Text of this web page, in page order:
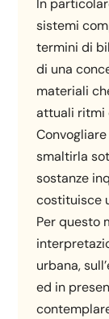
In
sistemi
termini di
di una
materiali
attuali ritmi
smaltirla
sostanze
costituisce
Per questo
urbana,
ed in